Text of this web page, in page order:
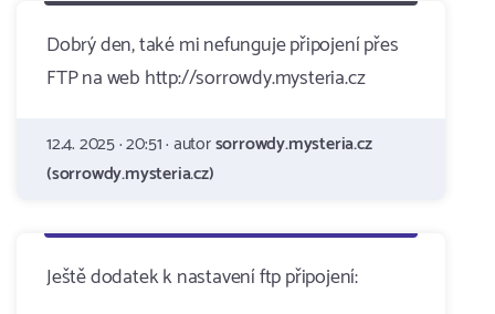
Dobrý den, také mi nefunguje připojení přes
FTP na web http://sorrowdy.mysteria.cz
12.4. 2025 · 20:51 · autorsorrowdy.mysteria.cz
(sorrowdy.mysteria.cz)
Ještě dodatek k nastavení ftp připojení: